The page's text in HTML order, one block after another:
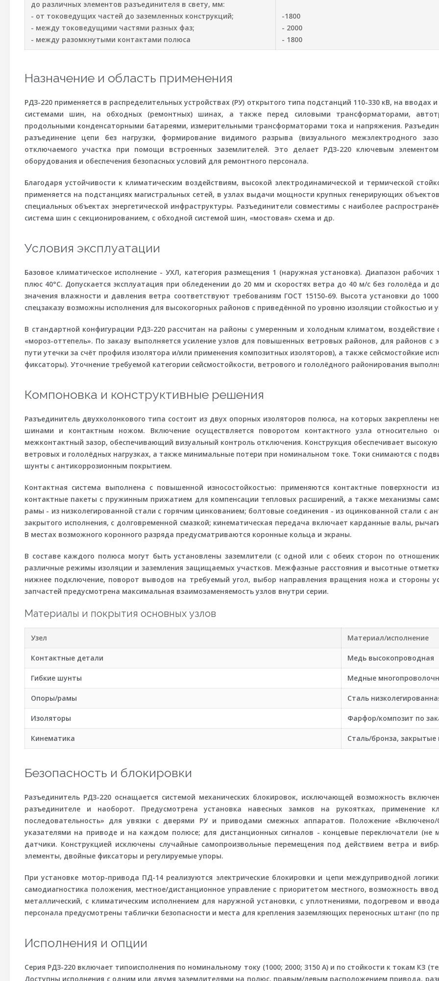
до различных элементов разъединителя в свету, мм:
- от токоведущих частей до заземленных конструкций;
- между токоведущими частями разных фаз;
- между разомкнутыми контактами полюса
-1800
- 2000
- 1800
Назначение и область применения
РДЗ-220 применяется в распределительных устройствах (РУ) открытого типа подстанций 110-330 кВ, на
системами шин, на обходных (ремонтных) шинах, а также перед силовыми трансформаторами,
продольными конденсаторными батареями, измерительными трансформаторами тока и напряжения.
разъединение цепи без нагрузки, формирование видимого разрыва (визуального межэлектродного
отключаемого участка при помощи встроенных заземлителей. Это делает РДЗ-220 ключевым
оборудования и обеспечения безопасных условий для ремонтного персонала.
Благодаря устойчивости к климатическим воздействиям, высокой электродинамической и термической
применяется на подстанциях магистральных сетей, в узлах выдачи мощности крупных генерирующих
специальных объектах энергетической инфраструктуры. Разъединители совместимы с наиболее
система шин с секционированием, с обходной системой шин, «мостовая» схема и др.
Условия эксплуатации
Базовое климатическое исполнение - УХЛ, категория размещения 1 (наружная установка). Диапазон
плюс 40°С. Допускается эксплуатация при обледенении до 20 мм и скоростях ветра до 40 м/с без гололёда и
значения влажности и давления ветра соответствуют требованиям ГОСТ 15150-69. Высота установки до
спецзаказу возможны исполнения для высокогорных районов с приведённой по уровню изоляции стойкостью и
В стандартной конфигурации РДЗ-220 рассчитан на районы с умеренным и холодным климатом,
«мороз-оттепель». По заказу выполняется усиление узлов для повышенных ветровых районов, для районов
пути утечки за счёт профиля изолятора и/или применения композитных изоляторов), а также сейсмостойкие
фиксаторы). Уточнение требуемой категории сейсмостойкости, ветрового и гололёдного районирования
Компоновка и конструктивные решения
Разъединитель двухколонкового типа состоит из двух опорных изоляторов полюса, на которых
шинами и контактным ножом. Включение осуществляется поворотом контактного узла относительно
межконтактный зазор, обеспечивающий визуальный контроль отключения. Конструкция обеспечивает высокую
ветровых и гололёдных нагрузках, а также минимальные потери при номинальном токе. Токи снимаются с
шунты с антикоррозионным покрытием.
Контактная система выполнена с повышенной износостойкостью: применяются контактные поверхности
контактные пакеты с пружинным прижатием для компенсации тепловых расширений, а также механизмы
рамы - из низколегированной стали с горячим цинкованием; болтовые соединения - из оцинкованной стали с
закрытого исполнения, с долговременной смазкой; кинематическая передача включает карданные валы,
В местах возможного коронного разряда предусматриваются коронные кольца и экраны.
В составе каждого полюса могут быть установлены заземлители (с одной или с обеих сторон по
различные режимы изоляции и заземления защищаемых участков. Межфазные расстояния и высотные
нижнее подключение, поворот выводов на требуемый угол, выбор направления вращения ножа и стороны
запчастей предусмотрена максимальная взаимозаменяемость узлов внутри серии.
Материалы и покрытия основных узлов
Узел Материал/исполнение
Контактные детали Медь высокопроводная
Гибкие шунты Медные
Опоры/рамы Сталь
Изоляторы Фарфор/композит по
Кинематика Сталь/бронза,
Безопасность и блокировки
Разъединитель РДЗ-220 оснащается системой механических блокировок, исключающей возможность
разъединителе и наоборот. Предусмотрена установка навесных замков на рукоятках, применение
последовательность» для увязки с дверями РУ и приводами смежных аппаратов. Положение «Включено/
указателями на приводе и на каждом полюсе; для дистанционных сигналов - концевые переключатели
датчики. Конструкцией исключены случайные самопроизвольные перемещения под действием ветра и
элементы, двойные фиксаторы и регулируемые упоры.
При установке мотор-привода ПД-14 реализуются электрические блокировки и цепи междуприводной
самодиагностика положения, местное/дистанционное управление с приоритетом местного, возможность
металлический, с климатическим исполнением для наружной установки, с уплотнениями, подогревом и
персонала предусмотрены таблички безопасности и места для крепления заземляющих переносных штанг (по
Исполнения и опции
Серия РДЗ-220 включает типоисполнения по номинальному току (1000; 2000; 3150 А) и по стойкости к токам КЗ
Доступны исполнения с одним или двумя заземлителями на полюс, правым/левым расположением привода,